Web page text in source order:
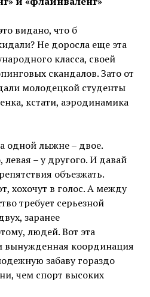
видано, что б
Не доросла еще эта
класса, своей
скандалов. Зато от
молодецкой студенты
кстати, аэродинамика
одной лыжне – двое.
– у другого. И давай
объезжать.
хохочут в голос. А между
требует серьезной
заранее
людей. Вот эта
вынужденная координация
забаву гораздо
чем спорт высоких